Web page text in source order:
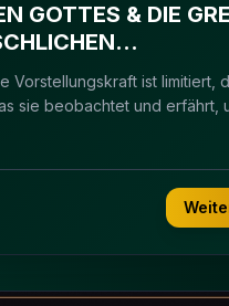
GOTTES & DIE
Vorstellungskraft ist limitiert,
sie beobachtet und erfährt,